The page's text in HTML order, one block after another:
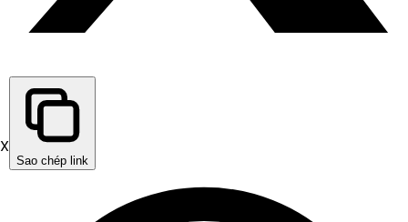
X
Sao chép link